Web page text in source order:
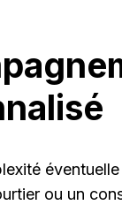
ou un